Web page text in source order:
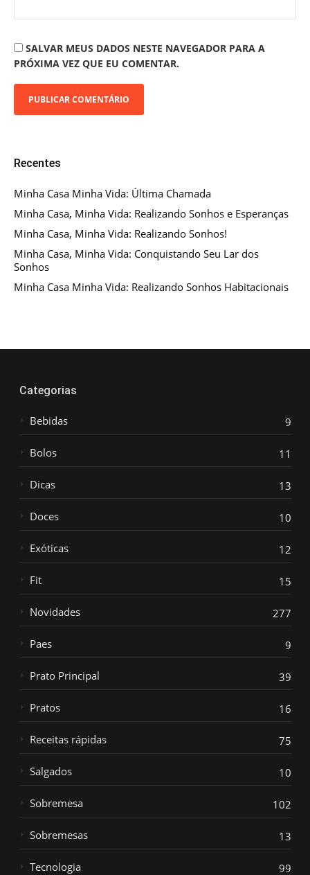
SALVAR MEUS DADOS NESTE NAVEGADOR PARA A
PRÓXIMA VEZ QUE EU COMENTAR.
Recentes
Minha Casa Minha Vida: Última Chamada
Minha Casa, Minha Vida: Realizando Sonhos e Esperanças
Minha Casa, Minha Vida: Realizando Sonhos!
Minha Casa, Minha Vida: Conquistando Seu Lar dos
Sonhos
Minha Casa Minha Vida: Realizando Sonhos Habitacionais
Categorias
Bebidas 9
Bolos 11
Dicas 13
Doces 10
Exóticas 12
Fit 15
Novidades 277
Paes 9
Prato Principal 39
Pratos 16
Receitas rápidas 75
Salgados 10
Sobremesa 102
Sobremesas 13
Tecnologia 99